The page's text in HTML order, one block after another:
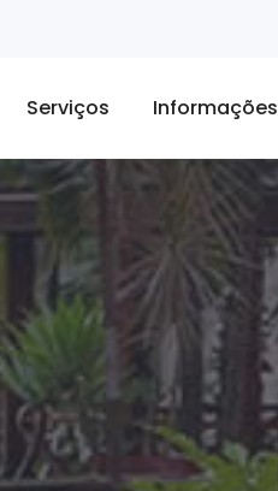
Serviços Informações